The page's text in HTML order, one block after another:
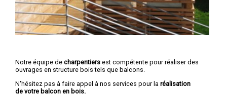
Notre équipe de charpentiers est compétente pour réaliser des
ouvrages en structure bois tels que balcons.
N'hésitez pas à faire appel à nos services pour la réalisation
de votre balcon en bois.